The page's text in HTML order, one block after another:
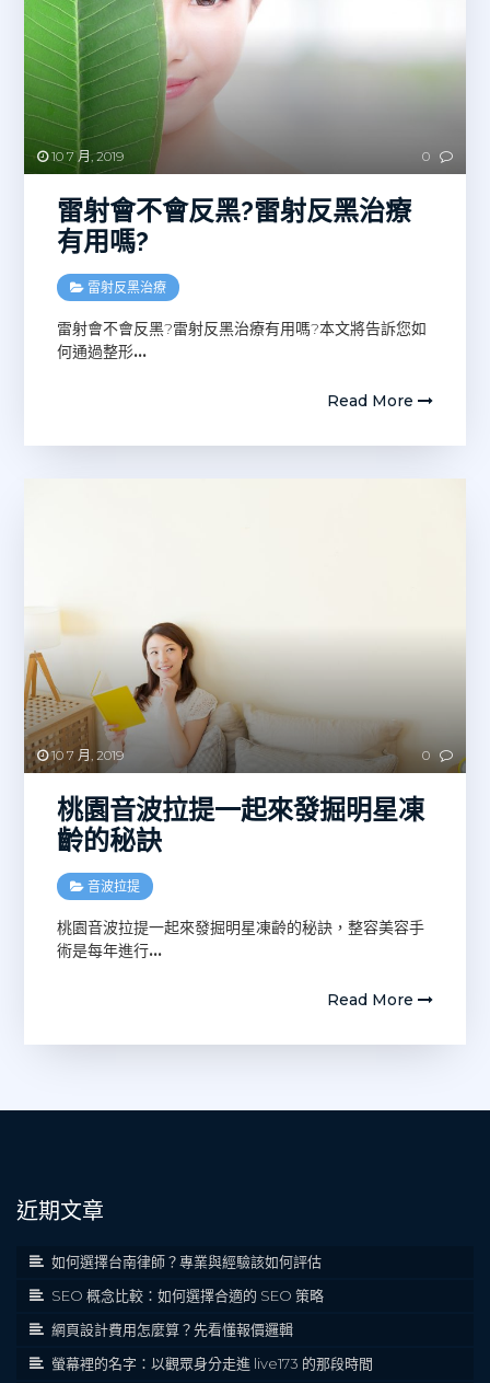
10 7 月, 2019 0
雷射會不會反黑?雷射反黑治療
有用嗎?
雷射反黑治療
雷射會不會反黑?雷射反黑治療有用嗎?本文將告訴您如
何通過整形…
Read More
10 7 月, 2019 0
桃園音波拉提一起來發掘明星凍
齡的秘訣
音波拉提
桃園音波拉提一起來發掘明星凍齡的秘訣，整容美容手
術是每年進行…
Read More
近期文章
如何選擇台南律師？專業與經驗該如何評估
SEO 概念比較：如何選擇合適的 SEO 策略
網頁設計費用怎麼算？先看懂報價邏輯
螢幕裡的名字：以觀眾身分走進 live173 的那段時間